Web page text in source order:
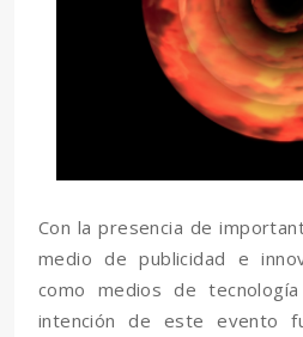
Con la presencia de
medio de publicidad e
como medios de
intención de este evento